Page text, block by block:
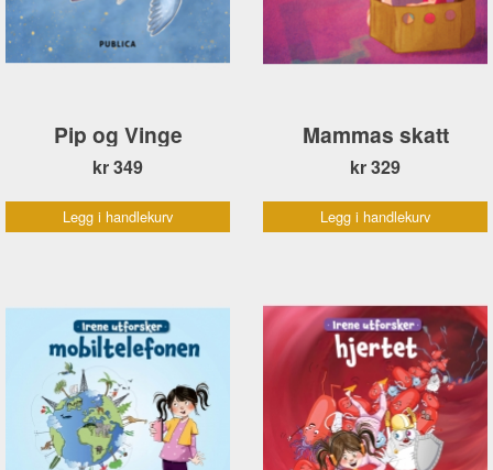
Pip og Vinge
kr 349
Legg i handlekurv
Mammas skatt
kr 329
Legg i handlekurv